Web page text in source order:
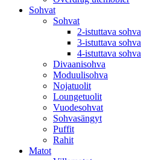
Sohvat
Sohvat
2-istuttava sohva
3-istuttava sohva
4-istuttava sohva
Divaanisohva
Moduulisohva
Nojatuolit
Loungetuolit
Vuodesohvat
Sohvasängyt
Puffit
Rahit
Matot